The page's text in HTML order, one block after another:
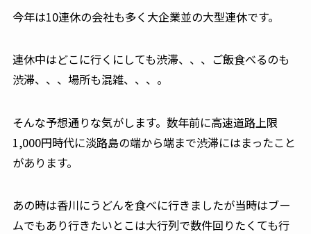
今年は10連休の会社も多く大企業並の大型連休です。
連休中はどこに行くにしても渋滞、、、ご飯食べるのも
渋滞、、、場所も混雑、、、。
そんな予想通りな気がします。数年前に高速道路上限
1,000円時代に淡路島の端から端まで渋滞にはまったこと
があります。
あの時は香川にうどんを食べに行きましたが当時はブー
ムでもあり行きたいとこは大行列で数件回りたくても行